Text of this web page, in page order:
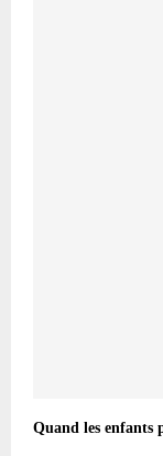
Quand les enfants